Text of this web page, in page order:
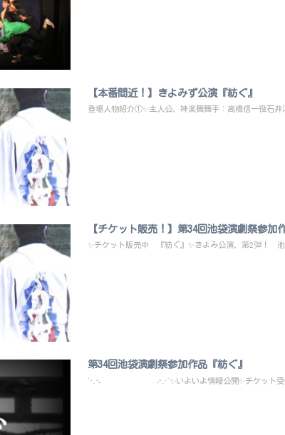
【本番間近！】きよみず公演『紡ぐ』
登場人物紹介①✨主人公、神楽舞舞手：高橋信一役石
【チケット販売！】第34回池袋演劇祭参加
✨チケット販売中 『紡ぐ』✨きよみ公演、第2弾！
第34回池袋演劇祭参加作品『紡ぐ』
⋱⠢ ⠔⋰✨いよいよ情報公開✨チケット